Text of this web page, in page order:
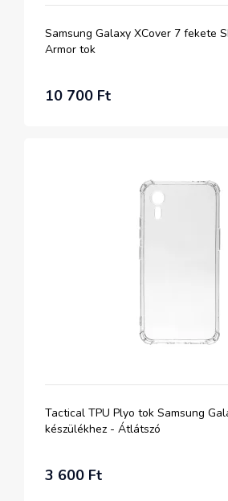
Samsung Galaxy XCover 7 fekete
Armor tok
10 700 Ft
Tactical TPU Plyo tok Samsung
készülékhez - Átlátszó
3 600 Ft